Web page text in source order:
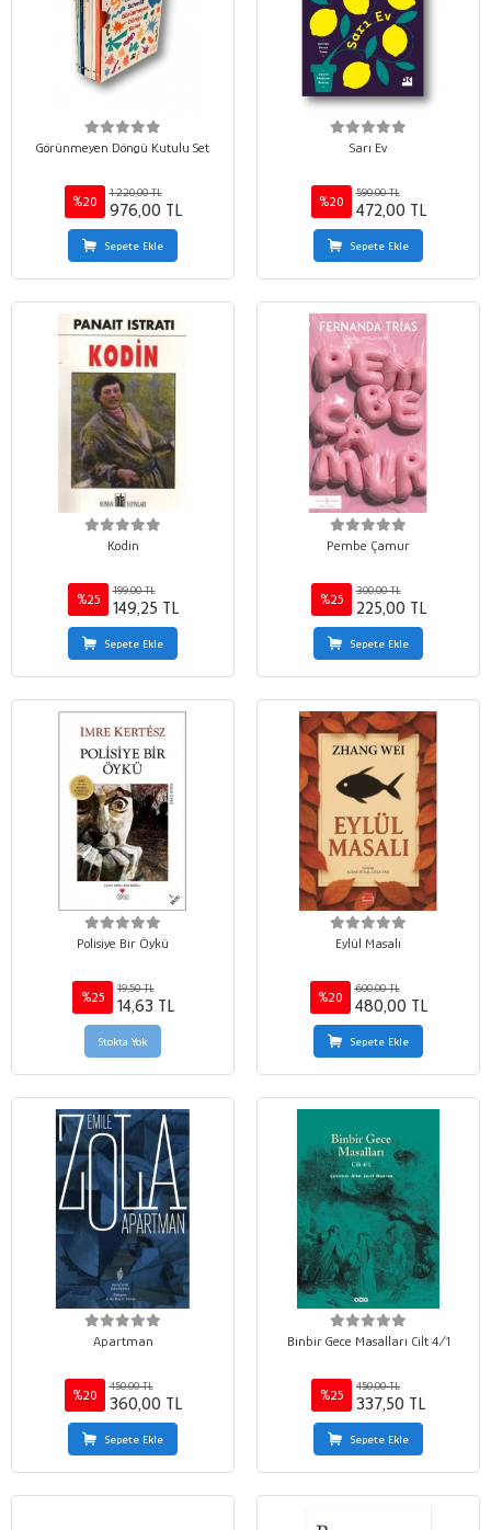
Görünmeyen Döngü Kutulu Set
%20
1.220,00 TL
976,00 TL
Sepete Ekle
Sarı Ev
%20
590,00 TL
472,00 TL
Sepete Ekle
Kodin
%25
199,00 TL
149,25 TL
Sepete Ekle
Pembe Çamur
%25
300,00 TL
225,00 TL
Sepete Ekle
Polisiye Bir Öykü
%25
19,50 TL
14,63 TL
Stokta Yok
Eylül Masalı
%20
600,00 TL
480,00 TL
Sepete Ekle
Apartman
%20
450,00 TL
360,00 TL
Sepete Ekle
Binbir Gece Masalları Cilt 4/1
%25
450,00 TL
337,50 TL
Sepete Ekle